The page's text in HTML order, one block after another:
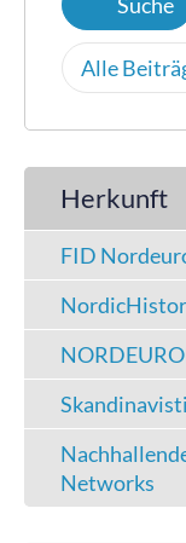
Alle
Herkunft
FID
Networks